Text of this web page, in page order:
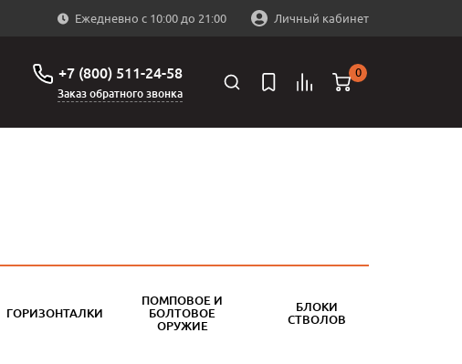
Ежедневно с 10:00 до 21:00 Личный кабинет
+7 (800) 511-24-58
Заказ обратного звонка
0
ГОРИЗОНТАЛКИ
ПОМПОВОЕ И
БОЛТОВОЕ
ОРУЖИЕ
БЛОКИ
СТВОЛОВ